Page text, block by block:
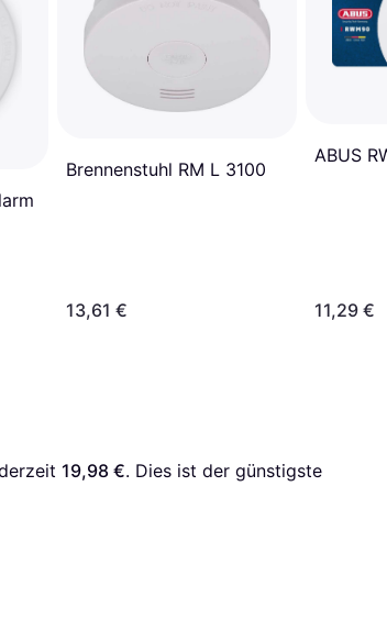
Brennenstuhl RM L 3100
13,61 €
ABUS
11,29 €
19,98 €. Dies ist der günstigste